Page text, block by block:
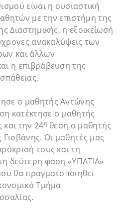
είναι η ουσιαστική
με την επιστήμη της
Διαστημικής, η εξοικείωσή
ανακαλύψεις των
και άλλων
η επιβράβευση της
ο μαθητής Αντώνης
κατέκτησε ο μαθητής
την 24ηθέση ο μαθητής
Οι μαθητές μας
τους και τη
δεύτερη φάση «ΥΠΑΤΙΑ»
θα πραγματοποιηθεί
Τμήμα